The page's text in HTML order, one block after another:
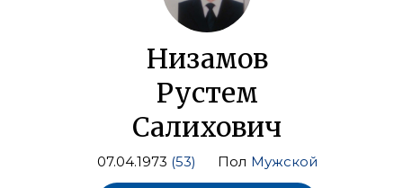
Низамов
Рустем
Салихович
07.04.1973 (53) Пол Мужской